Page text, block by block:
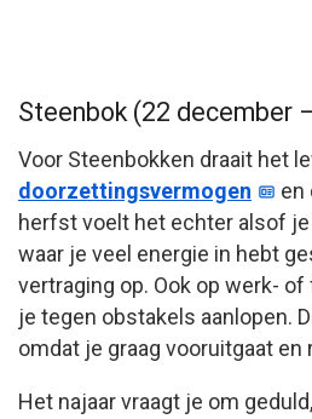
Steenbok (22 december
Voor Steenbokken draait het
doorzettingsvermogen
en
herfst voelt het echter alsof
waar je veel energie in hebt
vertraging op. Ook op werk-
je tegen obstakels aanlopen.
omdat je graag vooruitgaat en
Het najaar vraagt je om